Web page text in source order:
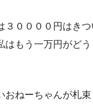
３００００円はき
はもう一万円がど
おねーちゃんが札